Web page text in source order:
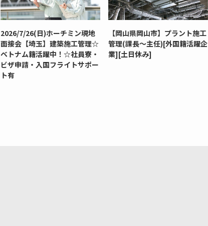
2026/7/26(日)ホーチミン現地
面接会【埼玉】建築施工管理☆
ベトナム籍活躍中！☆社員寮・
ビザ申請・入国フライトサポー
ト有
【岡山県岡山市】プラント施工
管理(課長～主任)[外国籍活躍企
業][土日休み]